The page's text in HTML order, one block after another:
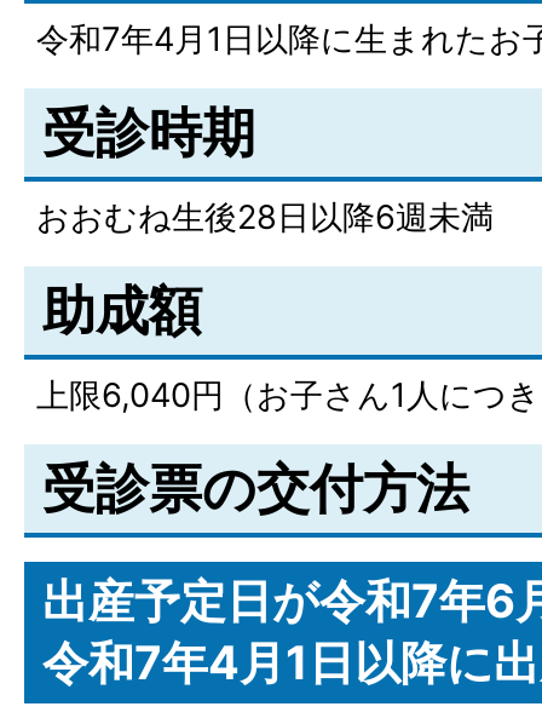
令和7年4月1日以降に生まれたお
受診時期
おおむね生後28日以降6週未満
助成額
上限6,040円（お子さん1人につ
受診票の交付方法
出産予定日が令和7年6
令和7年4月1日以降に